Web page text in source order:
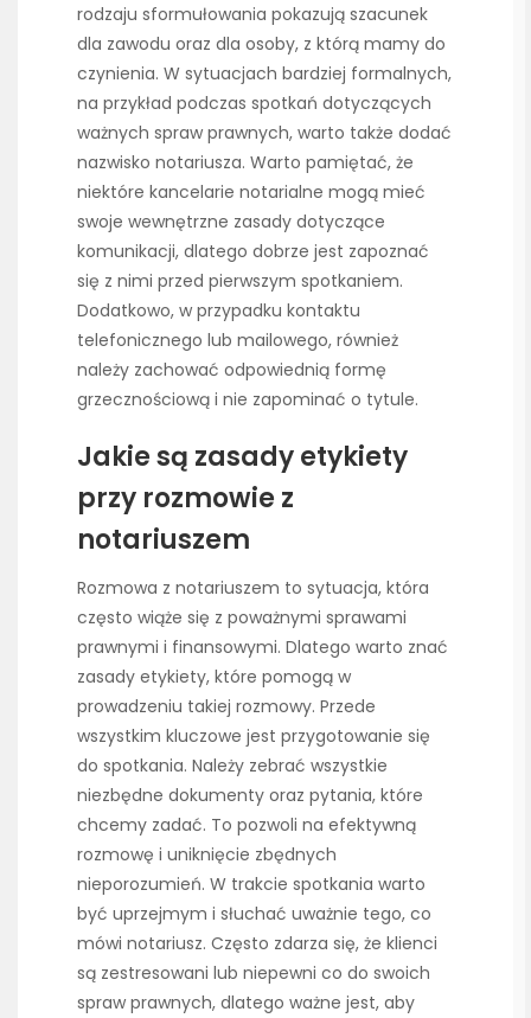
rodzaju sformułowania pokazują szacunek
dla zawodu oraz dla osoby, z którą mamy do
czynienia. W sytuacjach bardziej formalnych,
na przykład podczas spotkań dotyczących
ważnych spraw prawnych, warto także dodać
nazwisko notariusza. Warto pamiętać, że
niektóre kancelarie notarialne mogą mieć
swoje wewnętrzne zasady dotyczące
komunikacji, dlatego dobrze jest zapoznać
się z nimi przed pierwszym spotkaniem.
Dodatkowo, w przypadku kontaktu
telefonicznego lub mailowego, również
należy zachować odpowiednią formę
grzecznościową i nie zapominać o tytule.
Jakie są zasady etykiety
przy rozmowie z
notariuszem
Rozmowa z notariuszem to sytuacja, która
często wiąże się z poważnymi sprawami
prawnymi i finansowymi. Dlatego warto znać
zasady etykiety, które pomogą w
prowadzeniu takiej rozmowy. Przede
wszystkim kluczowe jest przygotowanie się
do spotkania. Należy zebrać wszystkie
niezbędne dokumenty oraz pytania, które
chcemy zadać. To pozwoli na efektywną
rozmowę i uniknięcie zbędnych
nieporozumień. W trakcie spotkania warto
być uprzejmym i słuchać uważnie tego, co
mówi notariusz. Często zdarza się, że klienci
są zestresowani lub niepewni co do swoich
spraw prawnych, dlatego ważne jest, aby